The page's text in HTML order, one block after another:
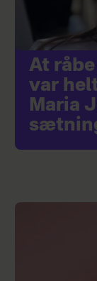
At
var
Maria